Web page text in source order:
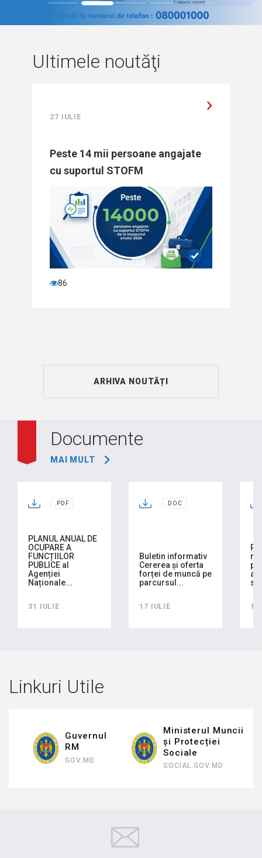
1 2 3 4 5
Ultimele noutăţi
27 IULIE
Peste 14 mii persoane angajate
cu suportul STOFM
86
ARHIVA NOUTĂȚI
Documente
MAI MULT
.PDF
PLANUL ANUAL DE
OCUPARE A
FUNCȚIILOR
PUBLICE al
Agenției
Naționale...
31 IULIE
.DOC
Buletin informativ
Cererea și oferta
forței de muncă pe
parcursul...
17 IULIE 16
Linkuri Utile
Guvernul
RM
GOV.MD
Ministerul Muncii
și Protecției
Sociale
SOCIAL.GOV.MD